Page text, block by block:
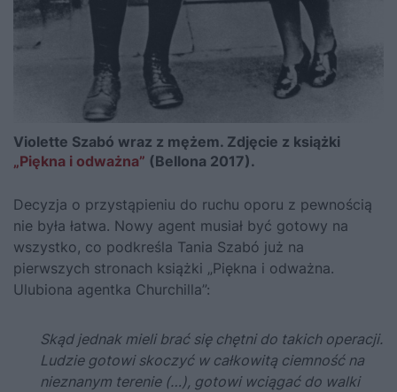
Violette Szabó wraz z mężem. Zdjęcie z książki
„Piękna i odważna” (Bellona 2017).
Decyzja o przystąpieniu do ruchu oporu z pewnością
nie była łatwa. Nowy agent musiał być gotowy na
wszystko, co podkreśla Tania Szabó już na
pierwszych stronach książki „Piękna i odważna.
Ulubiona agentka Churchilla”:
Skąd jednak mieli brać się chętni do takich operacji.
Ludzie gotowi skoczyć w całkowitą ciemność na
nieznanym terenie (…), gotowi wciągać do walki